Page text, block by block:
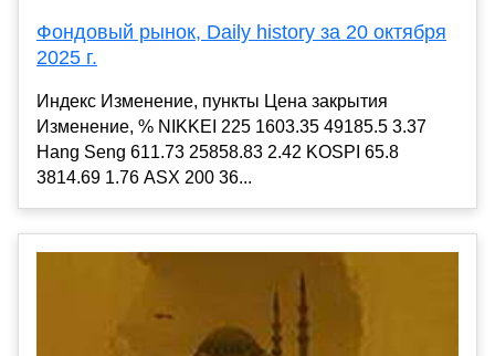
Фондовый рынок, Daily history за 20 октября
2025 г.
Индекс Изменение, пункты Цена закрытия
Изменение, % NIKKEI 225 1603.35 49185.5 3.37
Hang Seng 611.73 25858.83 2.42 KOSPI 65.8
3814.69 1.76 ASX 200 36...